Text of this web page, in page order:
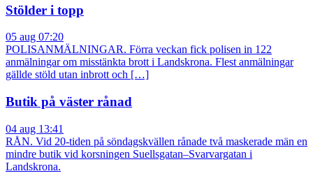
Stölder i topp
05 aug 07:20
POLISANMÄLNINGAR. Förra veckan fick polisen in 122
anmälningar om misstänkta brott i Landskrona. Flest anmälningar
gällde stöld utan inbrott och […]
Butik på väster rånad
04 aug 13:41
RÅN. Vid 20-tiden på söndagskvällen rånade två maskerade män en
mindre butik vid korsningen Suellsgatan–Svarvargatan i
Landskrona.